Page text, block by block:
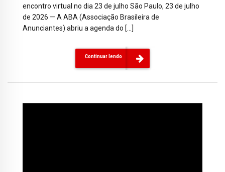
encontro virtual no dia 23 de julho São Paulo, 23 de julho
de 2026 — A ABA (Associação Brasileira de
Anunciantes) abriu a agenda do […]
Continuar lendo